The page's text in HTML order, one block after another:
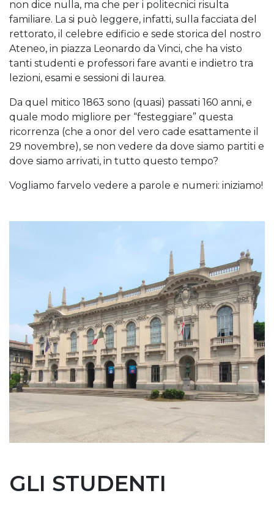
non dice nulla, ma che per i politecnici risulta
familiare. La si può leggere, infatti, sulla facciata del
rettorato, il celebre edificio e sede storica del nostro
Ateneo, in piazza Leonardo da Vinci, che ha visto
tanti studenti e professori fare avanti e indietro tra
lezioni, esami e sessioni di laurea.
Da quel mitico 1863 sono (quasi) passati 160 anni, e
quale modo migliore per “festeggiare” questa
ricorrenza (che a onor del vero cade esattamente il
29 novembre), se non vedere da dove siamo partiti e
dove siamo arrivati, in tutto questo tempo?
Vogliamo farvelo vedere a parole e numeri: iniziamo!
GLI STUDENTI